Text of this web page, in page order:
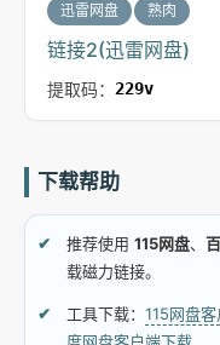
迅雷网盘 熟肉
链接2(迅雷网盘)
提取码： 229v
下载帮助
推荐使用 115网盘、
载磁力链接。
工具下载： 115网盘